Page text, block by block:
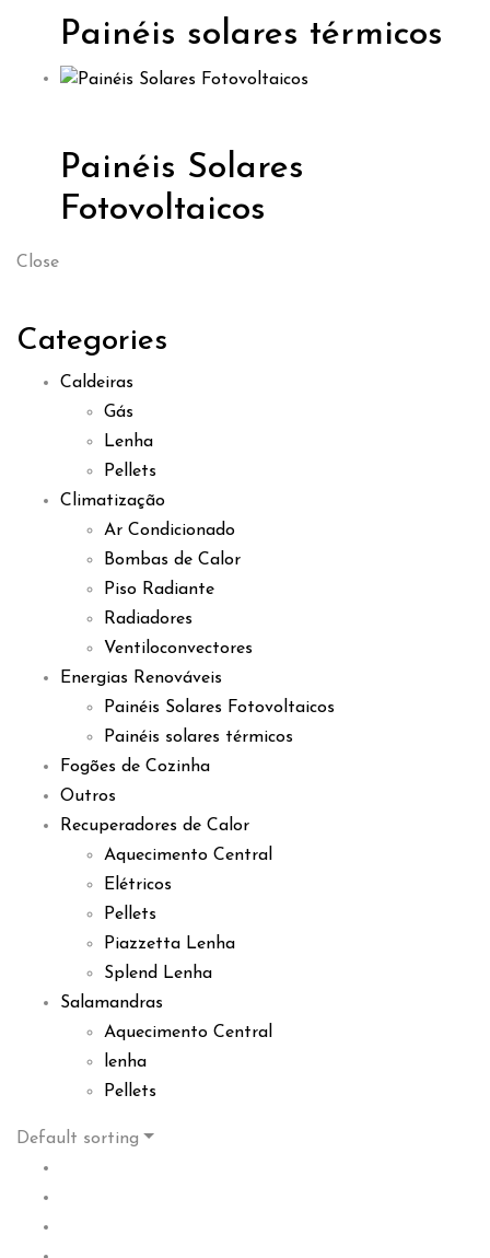
Painéis solares térmicos
Painéis Solares
Fotovoltaicos
Close
Categories
Caldeiras
Gás
Lenha
Pellets
Climatização
Ar Condicionado
Bombas de Calor
Piso Radiante
Radiadores
Ventiloconvectores
Energias Renováveis
Painéis Solares Fotovoltaicos
Painéis solares térmicos
Fogões de Cozinha
Outros
Recuperadores de Calor
Aquecimento Central
Elétricos
Pellets
Piazzetta Lenha
Splend Lenha
Salamandras
Aquecimento Central
lenha
Pellets
Default sorting